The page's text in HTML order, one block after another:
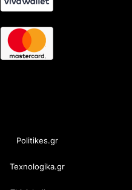
Politikes.gr
Texnologika.gr